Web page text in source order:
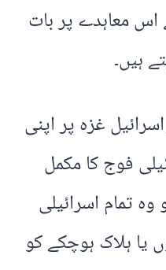
اس معاہدے پر بات
ہیں۔
غزہ پر اپنی
فوج کا مکمل
وہ تمام اسرائیلی
یا ہلاک ہوچکے کو